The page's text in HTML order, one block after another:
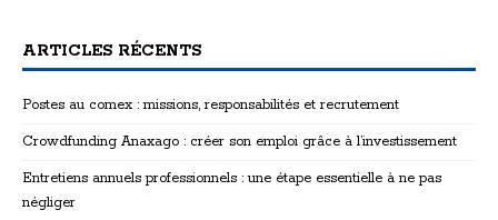
ARTICLES RÉCENTS
Postes au comex : missions, responsabilités et recrutement
Crowdfunding Anaxago : créer son emploi grâce à l’investissement
Entretiens annuels professionnels : une étape essentielle à ne pas
négliger